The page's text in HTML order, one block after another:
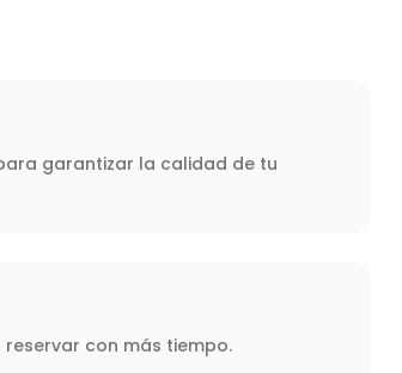
garantizar la calidad de tu
con más tiempo.